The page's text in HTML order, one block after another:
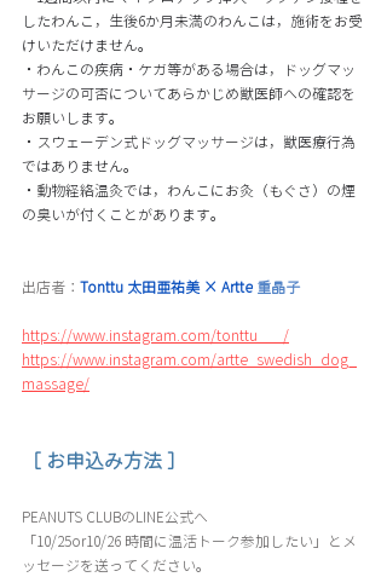
したわんこ，生後6か月未満のわんこは，施術をお受
けいただけません。
・わんこの疾病・ケガ等がある場合は，ドッグマッ
サージの可否についてあらかじめ獣医師への確認を
お願いします。
・スウェーデン式ドッグマッサージは，獣医療行為
ではありません。
・動物経絡温灸では，わんこにお灸（もぐさ）の煙
の臭いが付くことがあります。
出店者： Tonttu 太田亜祐美 × Artte 重晶子
https://www.instagram.com/tonttu___/
https://www.instagram.com/artte_swedish_dog_
massage/
［ お申込み方法 ］
PEANUTS CLUBのLINE公式へ
「10/25or10/26 時間に温活トーク参加したい」とメ
ッセージを送ってください。